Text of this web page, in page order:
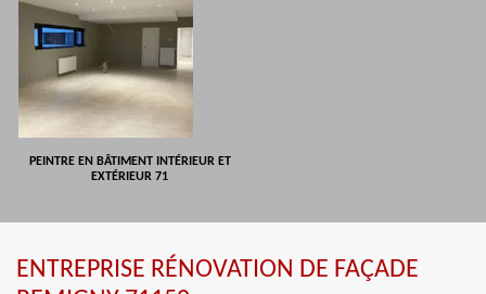
PEINTRE EN BÂTIMENT INTÉRIEUR ET
EXTÉRIEUR 71
ENTREPRISE RÉNOVATION DE FAÇADE